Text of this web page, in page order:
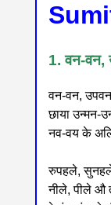
1. वन-वन,
वन-वन,
छाया उन्मन-
नव-वय के
रुपहले,
नीले, पीले औ